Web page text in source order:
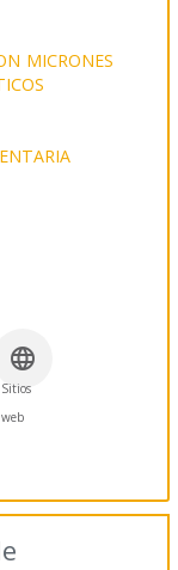
MICRONES

Sitios
web